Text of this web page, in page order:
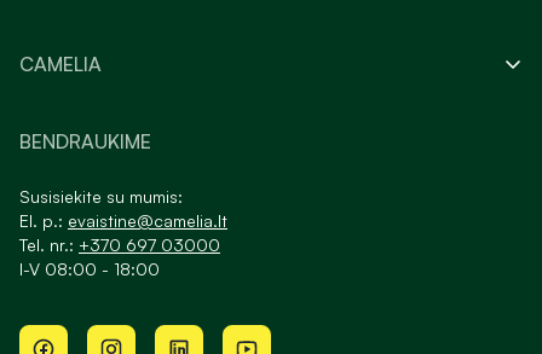
CAMELIA
BENDRAUKIME
Susisiekite su mumis:
El. p.: evaistine@camelia.lt
Tel. nr.: +370 697 03000
I-V 08:00 - 18:00